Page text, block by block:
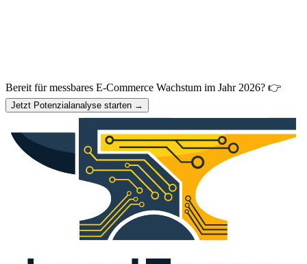
Bereit für messbares E-Commerce Wachstum im Jahr 2026? 👉
Jetzt Potenzialanalyse starten →